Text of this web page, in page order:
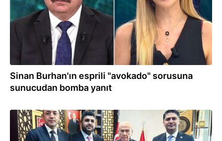
Sinan Burhan'ın esprili "avokado" sorusuna
sunucudan bomba yanıt
10.08.2025